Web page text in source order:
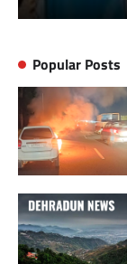
Popular Posts